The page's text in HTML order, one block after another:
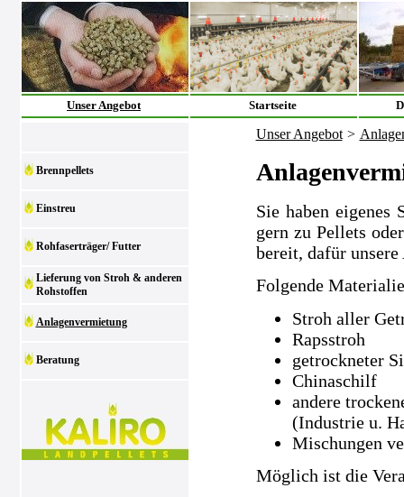
Unser Angebot Startseite
Brennpellets
Einstreu
Rohfaserträger/ Futter
Lieferung von Stroh & anderen
Rohstoffen
Anlagenvermietung
Beratung
Unser Angebot >
Sie haben eigenes
gern zu Pellets
bereit, dafür
Folgende
Stroh aller
Rapsstroh
getrockneter
Chinaschilf
andere
(Industrie u.
Mischungen
Möglich ist die